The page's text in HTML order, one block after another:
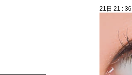
21日 21 :